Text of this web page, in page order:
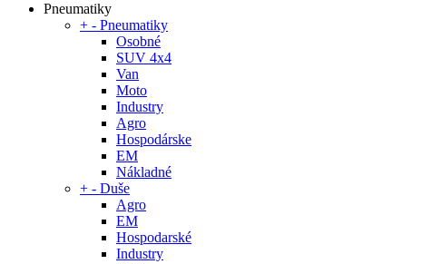
Pneumatiky
+ - Pneumatiky
Osobné
SUV 4x4
Van
Moto
Industry
Agro
Hospodárske
EM
Nákladné
+ - Duše
Agro
EM
Hospodarské
Industry